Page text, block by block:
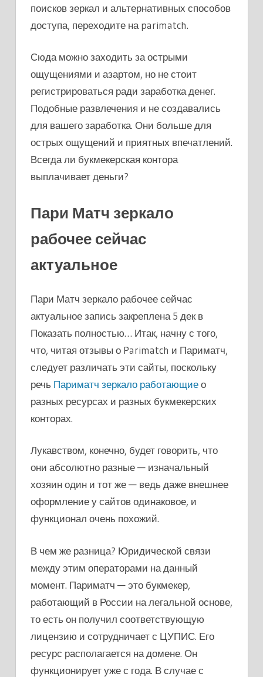
поисков зеркал и альтернативных способов
доступа, переходите на parimatch.
Сюда можно заходить за острыми
ощущениями и азартом, но не стоит
регистрироваться ради заработка денег.
Подобные развлечения и не создавались
для вашего заработка. Они больше для
острых ощущений и приятных впечатлений.
Всегда ли букмекерская контора
выплачивает деньги?
Пари Матч зеркало
рабочее сейчас
актуальное
Пари Матч зеркало рабочее сейчас
актуальное запись закреплена 5 дек в
Показать полностью… Итак, начну с того,
что, читая отзывы о Parimatch и Париматч,
следует различать эти сайты, поскольку
речь Париматч зеркало работающиео
разных ресурсах и разных букмекерских
конторах.
Лукавством, конечно, будет говорить, что
они абсолютно разные — изначальный
хозяин один и тот же — ведь даже внешнее
оформление у сайтов одинаковое, и
функционал очень похожий.
В чем же разница? Юридической связи
между этим операторами на данный
момент. Париматч — это букмекер,
работающий в России на легальной основе,
то есть он получил соответствующую
лицензию и сотрудничает с ЦУПИС. Его
ресурс располагается на домене. Он
функционирует уже с года. В случае с